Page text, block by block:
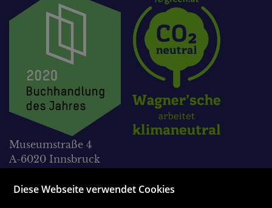
Museumstraße 4
A-6020 Innsbruck
Tel. 0512 595 05-0
Diese Webseite verwendet Cookies